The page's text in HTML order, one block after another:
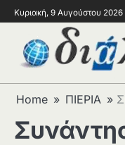
Κυριακή, 9 Αυγούστου 2026
Home ΠΙΕΡΙΑ